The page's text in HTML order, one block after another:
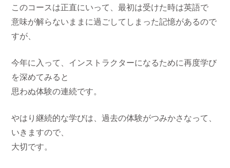
このコースは正直にいって、最初は受けた時は英語で
意味が解らないままに過ごしてしまった記憶があるので
すが、
今年に入って、インストラクターになるために再度学び
を深めてみると
思わぬ体験の連続です。
やはり継続的な学びは、過去の体験がつみかさなって、
いきますので、
大切です。